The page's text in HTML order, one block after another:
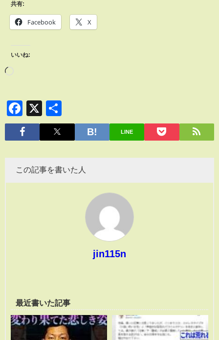
共有:
Facebook X
いいね:
Facebook
X
有
LINE
この記事を書いた人
jin115n
最近書いた記事